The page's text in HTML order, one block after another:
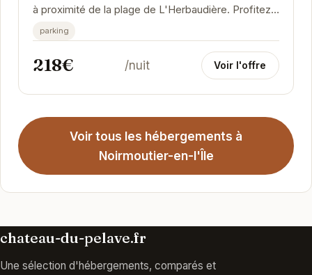
à proximité de la plage de L'Herbaudière. Profitez
du calme et de la tranquillité de...
parking
218€ /nuit Voir l'offre
Voir tous les hébergements à
Noirmoutier-en-l'Île
chateau-du-pelave.fr
Une sélection d'hébergements, comparés et